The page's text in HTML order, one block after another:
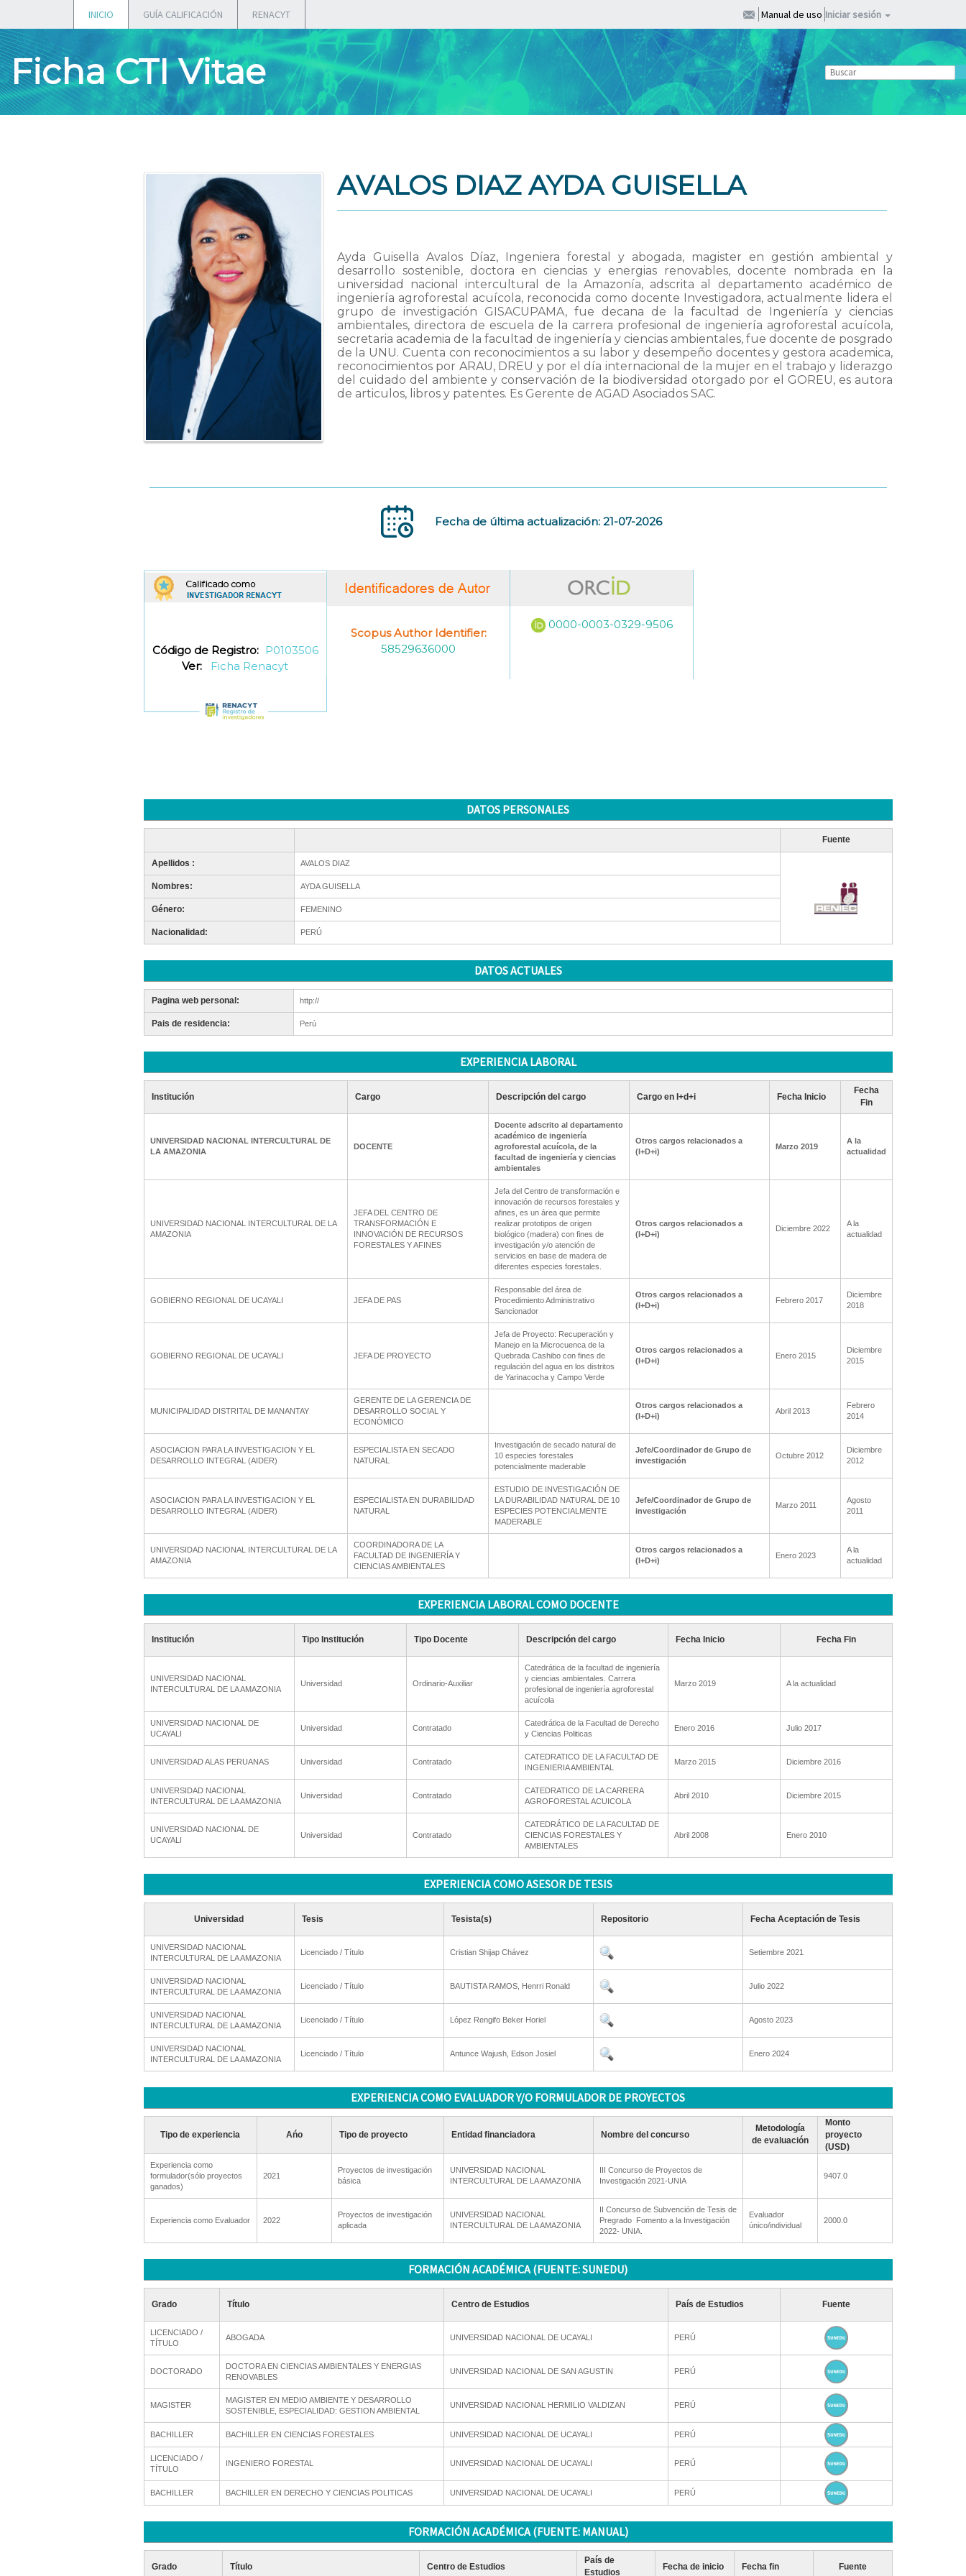
INICIO GUÍA CALIFICACIÓN RENACYT Manual de uso Iniciar sesión
Ficha CTI Vitae
AVALOS DIAZ AYDA GUISELLA
Ayda Guisella Avalos Díaz, Ingeniera forestal y abogada, magister en gestión ambiental y
desarrollo sostenible, doctora en ciencias y energias renovables, docente nombrada en la
universidad nacional intercultural de la Amazonía, adscrita al departamento académico de
ingeniería agroforestal acuícola, reconocida como docente Investigadora, actualmente lidera el
grupo de investigación GISACUPAMA, fue decana de la facultad de Ingeniería y ciencias
ambientales, directora de escuela de la carrera profesional de ingeniería agroforestal acuícola,
secretaria academia de la facultad de ingeniería y ciencias ambientales, fue docente de posgrado
de la UNU. Cuenta con reconocimientos a su labor y desempeño docentes y gestora academica,
reconocimientos por ARAU, DREU y por el día internacional de la mujer en el trabajo y liderazgo
del cuidado del ambiente y conservación de la biodiversidad otorgado por el GOREU, es autora
de articulos, libros y patentes. Es Gerente de AGAD Asociados SAC.
Fecha de última actualización: 21-07-2026
Código de Registro: P0103506
Ver:
Ficha Renacyt
Scopus Author Identifier:
58529636000
0000-0003-0329-9506
DATOS PERSONALES
Fuente
Apellidos : AVALOS DIAZ
Nombres: AYDA GUISELLA
Género: FEMENINO
Nacionalidad: PERÚ
DATOS ACTUALES
Pagina web personal: http://
Pais de residencia: Perú
EXPERIENCIA LABORAL
Institución Cargo Descripción del cargo Cargo en I+d+i Fecha Inicio
Fecha
Fin
UNIVERSIDAD NACIONAL INTERCULTURAL DE
LA AMAZONIA
DOCENTE
Docente adscrito al departamento
académico de ingeniería
agroforestal acuícola, de la
facultad de ingeniería y ciencias
ambientales
Otros cargos relacionados a
(I+D+i)
Marzo 2019
A la
actualidad
UNIVERSIDAD NACIONAL INTERCULTURAL DE LA
AMAZONIA
JEFA DEL CENTRO DE
TRANSFORMACIÓN E
INNOVACIÓN DE RECURSOS
FORESTALES Y AFINES
Jefa del Centro de transformación e
innovación de recursos forestales y
afines, es un área que permite
realizar prototipos de origen
biológico (madera) con fines de
investigación y/o atención de
servicios en base de madera de
diferentes especies forestales.
Otros cargos relacionados a
(I+D+i)
Diciembre 2022
A la
actualidad
GOBIERNO REGIONAL DE UCAYALI JEFA DE PAS
Responsable del área de
Procedimiento Administrativo
Sancionador
Otros cargos relacionados a
(I+D+i)
Febrero 2017
Diciembre
2018
GOBIERNO REGIONAL DE UCAYALI JEFA DE PROYECTO
Jefa de Proyecto: Recuperación y
Manejo en la Microcuenca de la
Quebrada Cashibo con fines de
regulación del agua en los distritos
de Yarinacocha y Campo Verde
Otros cargos relacionados a
(I+D+i)
Enero 2015
Diciembre
2015
MUNICIPALIDAD DISTRITAL DE MANANTAY
GERENTE DE LA GERENCIA DE
DESARROLLO SOCIAL Y
ECONÓMICO
Otros cargos relacionados a
(I+D+i)
Abril 2013
Febrero
2014
ASOCIACION PARA LA INVESTIGACION Y EL
DESARROLLO INTEGRAL (AIDER)
ESPECIALISTA EN SECADO
NATURAL
Investigación de secado natural de
10 especies forestales
potencialmente maderable
Jefe/Coordinador de Grupo de
investigación
Octubre 2012
Diciembre
2012
ASOCIACION PARA LA INVESTIGACION Y EL
DESARROLLO INTEGRAL (AIDER)
ESPECIALISTA EN DURABILIDAD
NATURAL
ESTUDIO DE INVESTIGACIÓN DE
LA DURABILIDAD NATURAL DE 10
ESPECIES POTENCIALMENTE
MADERABLE
Jefe/Coordinador de Grupo de
investigación
Marzo 2011
Agosto
2011
UNIVERSIDAD NACIONAL INTERCULTURAL DE LA
AMAZONIA
COORDINADORA DE LA
FACULTAD DE INGENIERÍA Y
CIENCIAS AMBIENTALES
Otros cargos relacionados a
(I+D+i)
Enero 2023
A la
actualidad
EXPERIENCIA LABORAL COMO DOCENTE
Institución Tipo Institución Tipo Docente Descripción del cargo Fecha Inicio Fecha Fin
UNIVERSIDAD NACIONAL
INTERCULTURAL DE LA AMAZONIA
Universidad Ordinario-Auxiliar
Catedrática de la facultad de ingeniería
y ciencias ambientales. Carrera
profesional de ingeniería agroforestal
acuícola
Marzo 2019 A la actualidad
UNIVERSIDAD NACIONAL DE
UCAYALI
Universidad Contratado
Catedrática de la Facultad de Derecho
y Ciencias Politicas
Enero 2016 Julio 2017
UNIVERSIDAD ALAS PERUANAS Universidad Contratado
CATEDRATICO DE LA FACULTAD DE
INGENIERIA AMBIENTAL
Marzo 2015 Diciembre 2016
UNIVERSIDAD NACIONAL
INTERCULTURAL DE LA AMAZONIA
Universidad Contratado
CATEDRATICO DE LA CARRERA
AGROFORESTAL ACUICOLA
Abril 2010 Diciembre 2015
UNIVERSIDAD NACIONAL DE
UCAYALI
Universidad Contratado
CATEDRÁTICO DE LA FACULTAD DE
CIENCIAS FORESTALES Y
AMBIENTALES
Abril 2008 Enero 2010
EXPERIENCIA COMO ASESOR DE TESIS
Universidad Tesis Tesista(s) Repositorio Fecha Aceptación de Tesis
UNIVERSIDAD NACIONAL
INTERCULTURAL DE LA AMAZONIA
Licenciado / Título Cristian Shijap Chávez Setiembre 2021
UNIVERSIDAD NACIONAL
INTERCULTURAL DE LA AMAZONIA
Licenciado / Título BAUTISTA RAMOS, Henrri Ronald Julio 2022
UNIVERSIDAD NACIONAL
INTERCULTURAL DE LA AMAZONIA
Licenciado / Título López Rengifo Beker Horiel Agosto 2023
UNIVERSIDAD NACIONAL
INTERCULTURAL DE LA AMAZONIA
Licenciado / Título Antunce Wajush, Edson Josiel Enero 2024
EXPERIENCIA COMO EVALUADOR Y/O FORMULADOR DE PROYECTOS
Tipo de experiencia Ańo Tipo de proyecto Entidad financiadora Nombre del concurso
Metodología
de evaluación
Monto
proyecto
(USD)
Experiencia como
formulador(sólo proyectos
ganados)
2021
Proyectos de investigación
básica
UNIVERSIDAD NACIONAL
INTERCULTURAL DE LA AMAZONIA
III Concurso de Proyectos de
Investigación 2021-UNIA
9407.0
Experiencia como Evaluador 2022
Proyectos de investigación
aplicada
UNIVERSIDAD NACIONAL
INTERCULTURAL DE LA AMAZONIA
II Concurso de Subvención de Tesis de
Pregrado  Fomento a la Investigación
2022- UNIA.
Evaluador
único/individual
2000.0
FORMACIÓN ACADÉMICA (FUENTE: SUNEDU)
Grado Título Centro de Estudios País de Estudios Fuente
LICENCIADO /
TÍTULO
ABOGADA UNIVERSIDAD NACIONAL DE UCAYALI PERÚ
DOCTORADO
DOCTORA EN CIENCIAS AMBIENTALES Y ENERGIAS
RENOVABLES
UNIVERSIDAD NACIONAL DE SAN AGUSTIN PERÚ
MAGISTER
MAGISTER EN MEDIO AMBIENTE Y DESARROLLO
SOSTENIBLE, ESPECIALIDAD: GESTION AMBIENTAL
UNIVERSIDAD NACIONAL HERMILIO VALDIZAN PERÚ
BACHILLER BACHILLER EN CIENCIAS FORESTALES UNIVERSIDAD NACIONAL DE UCAYALI PERÚ
LICENCIADO /
TÍTULO
INGENIERO FORESTAL UNIVERSIDAD NACIONAL DE UCAYALI PERÚ
BACHILLER BACHILLER EN DERECHO Y CIENCIAS POLITICAS UNIVERSIDAD NACIONAL DE UCAYALI PERÚ
FORMACIÓN ACADÉMICA (FUENTE: MANUAL)
Grado Título Centro de Estudios
País de
Estudios
Fecha de inicio Fecha fin Fuente